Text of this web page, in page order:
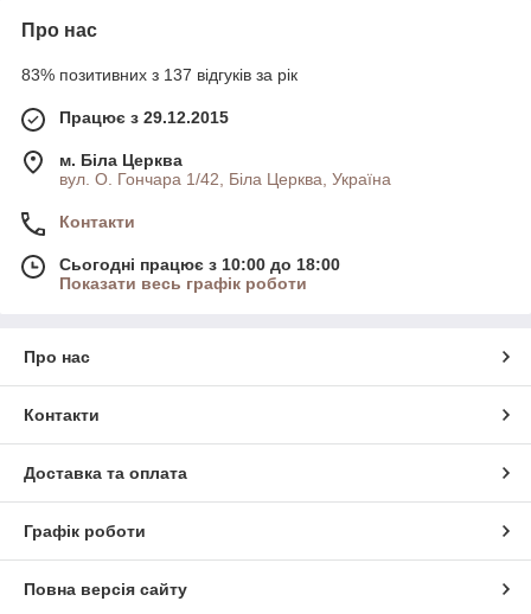
Про нас
83% позитивних з 137 відгуків за рік
Працює з 29.12.2015
м. Біла Церква
вул. О. Гончара 1/42, Біла Церква, Україна
Контакти
Сьогодні працює з 10:00 до 18:00
Показати весь графік роботи
Про нас
Контакти
Доставка та оплата
Графік роботи
Повна версія сайту